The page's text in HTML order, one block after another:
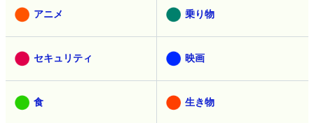
アニメ 乗り物
セキュリティ 映画
食 生き物